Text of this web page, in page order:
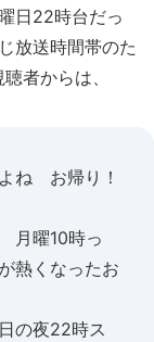
日22時台だっ
放送時間帯のた
者からは、
ね お帰り！
月曜10時っ
熱くなったお
の夜22時ス